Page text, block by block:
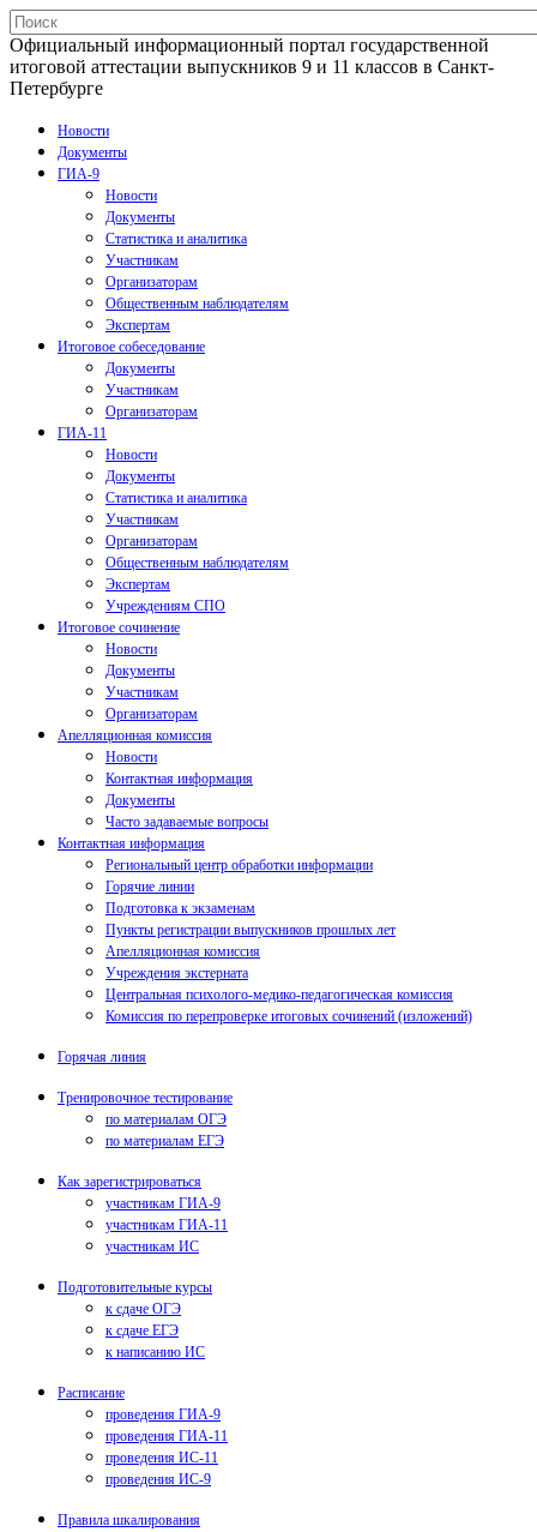
Официальный информационный портал государственной
итоговой аттестации выпускников 9 и 11 классов в Санкт-
Петербурге
Новости
Документы
ГИА-9
Новости
Документы
Статистика и аналитика
Участникам
Организаторам
Общественным наблюдателям
Экспертам
Итоговое собеседование
Документы
Участникам
Организаторам
ГИА-11
Новости
Документы
Статистика и аналитика
Участникам
Организаторам
Общественным наблюдателям
Экспертам
Учреждениям СПО
Итоговое сочинение
Новости
Документы
Участникам
Организаторам
Апелляционная комиссия
Новости
Контактная информация
Документы
Часто задаваемые вопросы
Контактная информация
Региональный центр обработки информации
Горячие линии
Подготовка к экзаменам
Пункты регистрации выпускников прошлых лет
Апелляционная комиссия
Учреждения экстерната
Центральная психолого-медико-педагогическая комиссия
Комиссия по перепроверке итоговых сочинений (изложений)
Горячая линия
Тренировочное тестирование
по материалам ОГЭ
по материалам ЕГЭ
Как зарегистрироваться
участникам ГИА-9
участникам ГИА-11
участникам ИС
Подготовительные курсы
к сдаче ОГЭ
к сдаче ЕГЭ
к написанию ИС
Расписание
проведения ГИА-9
проведения ГИА-11
проведения ИС-11
проведения ИС-9
Правила шкалирования